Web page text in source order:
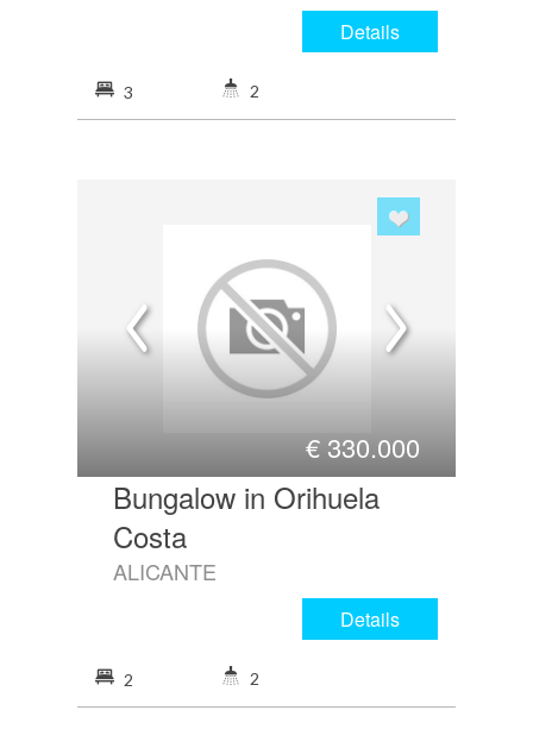
Details
3 2
€330.000
Bungalow in Orihuela
Costa
ALICANTE
Details
2 2